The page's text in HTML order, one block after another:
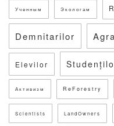
Ученным Экологам
Demnitarilor
Elevilor
Активизм ReForestry
Scientists LandOwners